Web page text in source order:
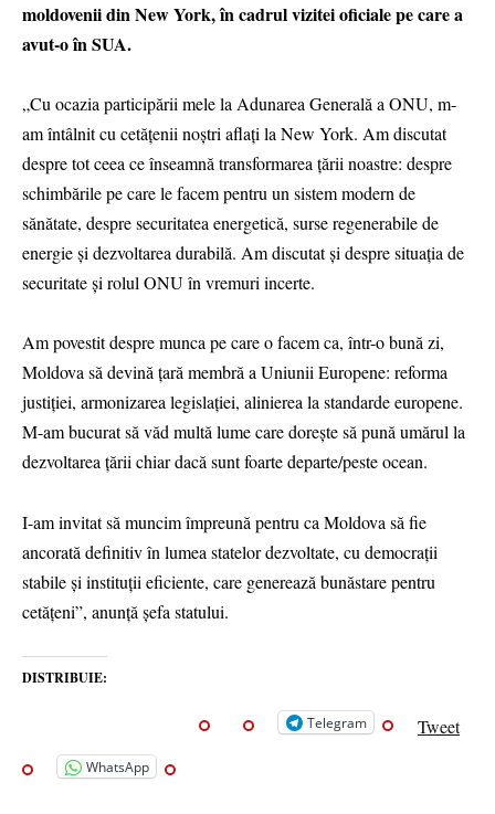
moldovenii din New York, în cadrul vizitei oficiale pe care a
avut-o în SUA.
„Cu ocazia participării mele la Adunarea Generală a ONU, m-
am întâlnit cu cetățenii noștri aflați la New York. Am discutat
despre tot ceea ce înseamnă transformarea țării noastre: despre
schimbările pe care le facem pentru un sistem modern de
sănătate, despre securitatea energetică, surse regenerabile de
energie și dezvoltarea durabilă. Am discutat și despre situația de
securitate și rolul ONU în vremuri incerte.
Am povestit despre munca pe care o facem ca, într-o bună zi,
Moldova să devină țară membră a Uniunii Europene: reforma
justiției, armonizarea legislației, alinierea la standarde europene.
M-am bucurat să văd multă lume care dorește să pună umărul la
dezvoltarea țării chiar dacă sunt foarte departe/peste ocean.
I-am invitat să muncim împreună pentru ca Moldova să fie
ancorată definitiv în lumea statelor dezvoltate, cu democrații
stabile și instituții eficiente, care generează bunăstare pentru
cetățeni”, anunță șefa statului.
DISTRIBUIE:
Telegram Tweet
WhatsApp